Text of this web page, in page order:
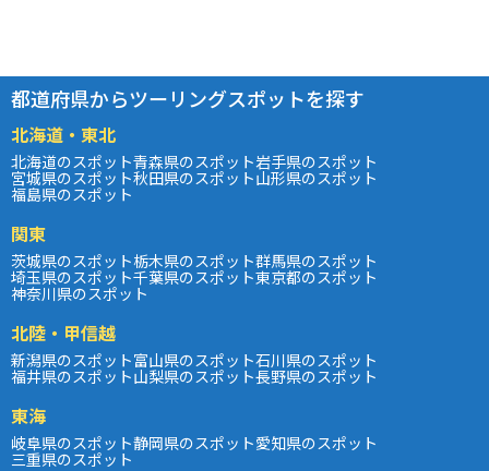
都道府県からツーリングスポットを探す
北海道・東北
北海道のスポット青森県のスポット岩手県のスポット
宮城県のスポット秋田県のスポット山形県のスポット
福島県のスポット
関東
茨城県のスポット栃木県のスポット群馬県のスポット
埼玉県のスポット千葉県のスポット東京都のスポット
神奈川県のスポット
北陸・甲信越
新潟県のスポット富山県のスポット石川県のスポット
福井県のスポット山梨県のスポット長野県のスポット
東海
岐阜県のスポット静岡県のスポット愛知県のスポット
三重県のスポット